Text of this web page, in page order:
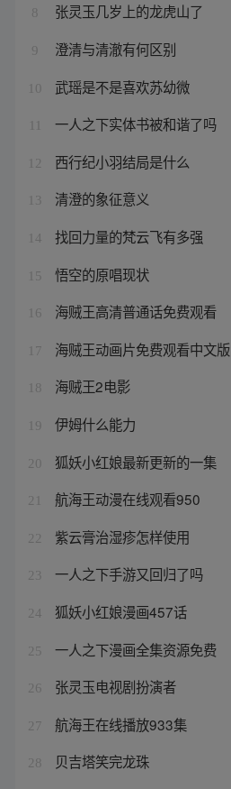
8 张灵玉几岁上的龙虎山了
9 澄清与清澈有何区别
10 武瑶是不是喜欢苏幼微
一人之下实体书被和谐了吗
12 西行纪小羽结局是什么
13 清澄的象征意义
14 找回力量的梵云飞有多强
15 悟空的原唱现状
16 海贼王高清普通话免费观看
17 海贼王动画片免费观看中文版
18 海贼王2电影
19 伊姆什么能力
20 狐妖小红娘最新更新的一集
21 航海王动漫在线观看950
22 紫云膏治湿疹怎样使用
23 一人之下手游又回归了吗
24 狐妖小红娘漫画457话
25 一人之下漫画全集资源免费
26 张灵玉电视剧扮演者
27 航海王在线播放933集
28
贝吉塔笑完龙珠